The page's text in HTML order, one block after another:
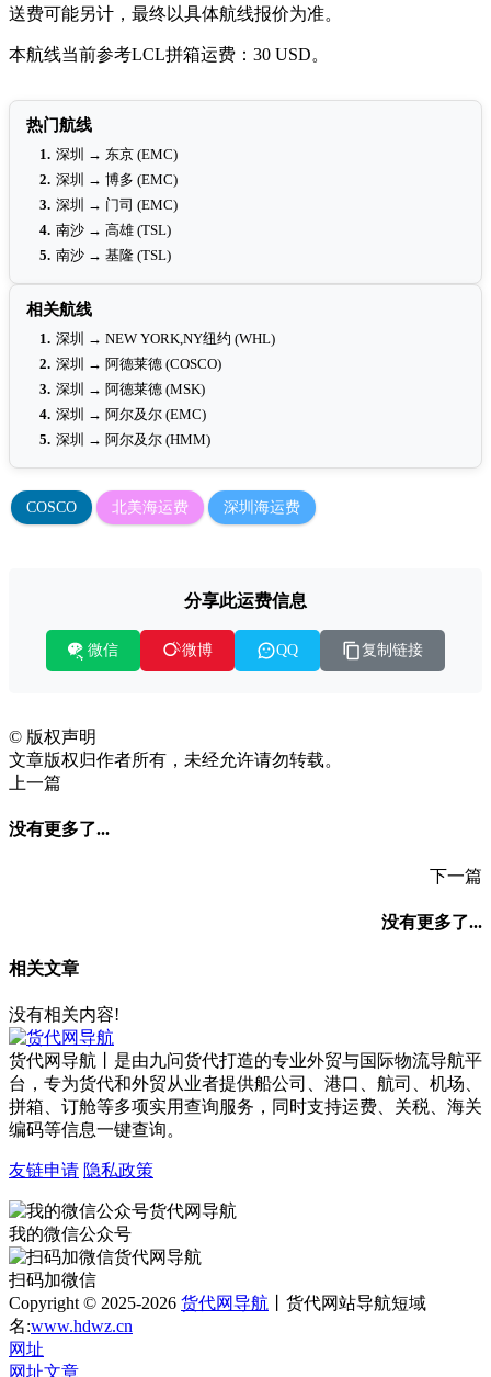
送费可能另计，最终以具体航线报价为准。
本航线当前参考LCL拼箱运费：30 USD。
热门航线
1. 深圳 → 东京 (EMC)
2. 深圳 → 博多 (EMC)
3. 深圳 → 门司 (EMC)
4. 南沙 → 高雄 (TSL)
5. 南沙 → 基隆 (TSL)
相关航线
1. 深圳 → NEW YORK,NY纽约 (WHL)
2. 深圳 → 阿德莱德 (COSCO)
3. 深圳 → 阿德莱德 (MSK)
4. 深圳 → 阿尔及尔 (EMC)
5. 深圳 → 阿尔及尔 (HMM)
COSCO 北美海运费 深圳海运费
分享此运费信息
微信 微博 QQ 复制链接
© 版权声明
文章版权归作者所有，未经允许请勿转载。
上一篇
没有更多了...
下一篇
没有更多了...
相关文章
没有相关内容!
货代网导航丨是由九问货代打造的专业外贸与国际物流导航平
台，专为货代和外贸从业者提供船公司、港口、航司、机场、
拼箱、订舱等多项实用查询服务，同时支持运费、关税、海关
编码等信息一键查询。
友链申请 隐私政策
我的微信公众号
扫码加微信
Copyright © 2025-2026 货代网导航 丨货代网站导航短域
名:www.hdwz.cn
网址
网址文章